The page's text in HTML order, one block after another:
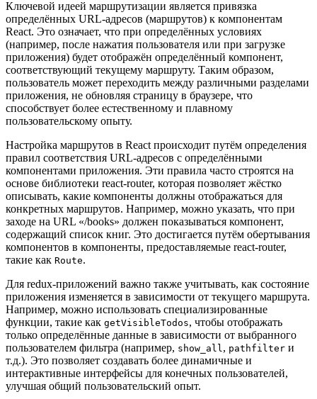
Ключевой идеей маршрутизации является привязка
определённых URL-адресов (маршрутов) к компонентам
React. Это означает, что при определённых условиях
(например, после нажатия пользователя или при загрузке
приложения) будет отображён определённый компонент,
соответствующий текущему маршруту. Таким образом,
пользователь может переходить между различными разделами
приложения, не обновляя страницу в браузере, что
способствует более естественному и плавному
пользовательскому опыту.
Настройка маршрутов в React происходит путём определения
правил соответствия URL-адресов с определёнными
компонентами приложения. Эти правила часто строятся на
основе библиотеки react-router, которая позволяет жёстко
описывать, какие компоненты должны отображаться для
конкретных маршрутов. Например, можно указать, что при
заходе на URL «/books» должен показываться компонент,
содержащий список книг. Это достигается путём обертывания
компонентов в компоненты, предоставляемые react-router,
такие как Route.
Для redux-приложений важно также учитывать, как состояние
приложения изменяется в зависимости от текущего маршрута.
Например, можно использовать специализированные
функции, такие как getVisibleTodos, чтобы отображать
только определённые данные в зависимости от выбранного
пользователем фильтра (например, show_all , pathfilter и
т.д.). Это позволяет создавать более динамичные и
интерактивные интерфейсы для конечных пользователей,
улучшая общий пользовательский опыт.